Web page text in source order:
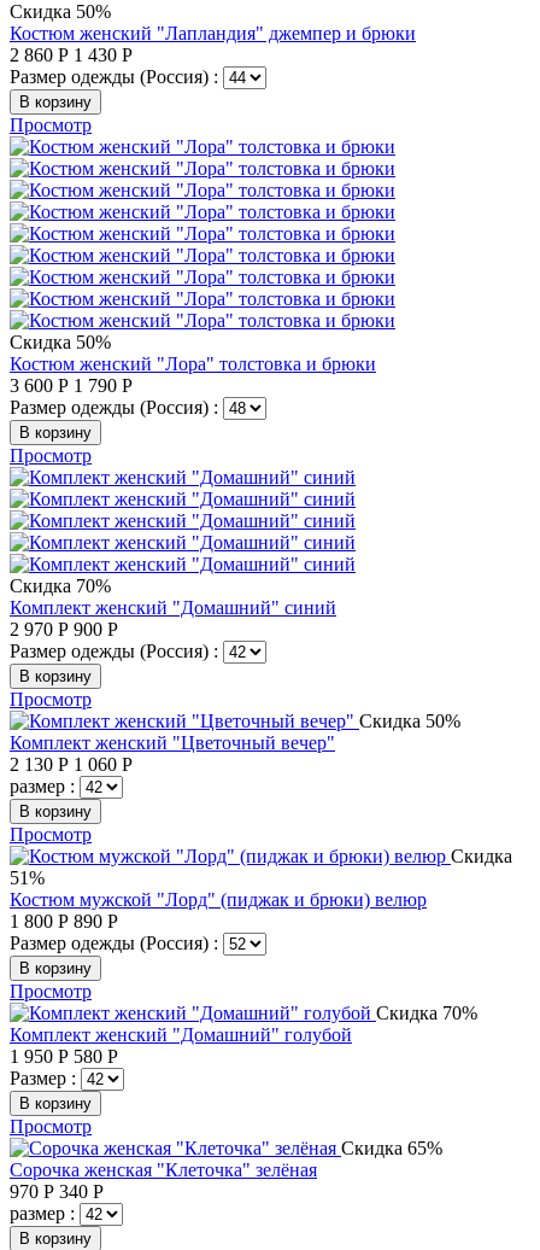
Скидка 50%
Костюм женский "Лапландия" джемпер и брюки
2 860 Р 1 430 Р
Размер одежды (Россия) :
В корзину
Просмотр
Скидка 50%
Костюм женский "Лора" толстовка и брюки
3 600 Р 1 790 Р
Размер одежды (Россия) :
В корзину
Просмотр
Скидка 70%
Комплект женский "Домашний" синий
2 970 Р 900 Р
Размер одежды (Россия) :
В корзину
Просмотр
Скидка 50%
Комплект женский "Цветочный вечер"
2 130 Р 1 060 Р
размер :
В корзину
Просмотр
Скидка
51%
Костюм мужской "Лорд" (пиджак и брюки) велюр
1 800 Р 890 Р
Размер одежды (Россия) :
В корзину
Просмотр
Скидка 70%
Комплект женский "Домашний" голубой
1 950 Р 580 Р
Размер :
В корзину
Просмотр
Скидка 65%
Сорочка женская "Клеточка" зелёная
970 Р 340 Р
размер :
В корзину